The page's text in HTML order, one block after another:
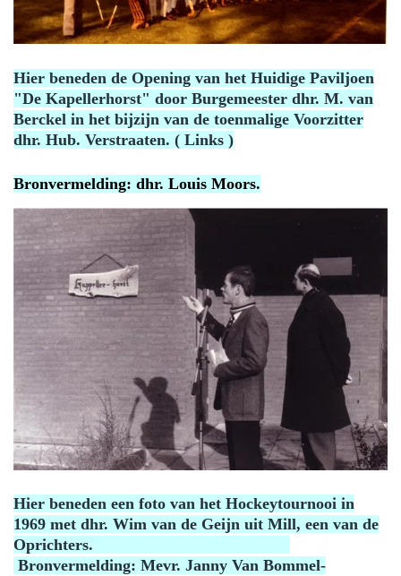
Hier beneden de Opening van het Huidige Paviljoen
"De Kapellerhorst" door Burgemeester dhr. M. van
Berckel in het bijzijn van de toenmalige Voorzitter
dhr. Hub. Verstraaten. ( Links )
Bronvermelding: dhr. Louis Moors.
Hier beneden een foto van het Hockeytournooi in
1969 met dhr. Wim van de Geijn uit Mill, een van de
Oprichters.
Bronvermelding: Mevr. Janny Van Bommel-